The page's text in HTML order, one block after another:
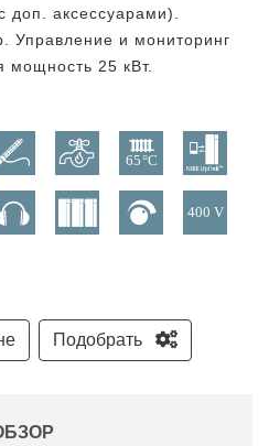
аксессуарами).
Управление и мониторинг
мощность 25 кВт.
Подобрать